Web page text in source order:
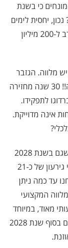
כי בשנת
לא הרבה? נכון, יחסית לימים
אלה בהם העירייה מצויה בגירעון בסכום המתקרב ל-200 מיליון
מלווה. הגזבר
מצוטט כאומר שזו תופעה הנמשכת כבר 30 שנה!! 30 שנה מחזירה
ברדוגו לתפקידו.
אינה מדוייקת.
נחזור רגע למר אלכס, אומר ברדוגו: "מי שהעיר שגם בשנת 2028
(תמי זוסמן לפי פרוטוקול הוועדה. ס.צ) עדיין צפוי גירעון של כ-21
עד כמה ניתן
המקצועי
מאוד, במיוחד
בתנאים הקיימים". אגב השורה החתונה היא שגם בסוף שנת 2028